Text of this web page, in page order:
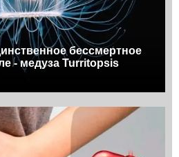
бессмертное
- медуза Turritopsis